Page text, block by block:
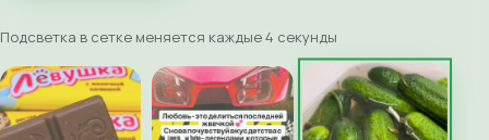
Подсветка в сетке меняется каждые 4 секунды